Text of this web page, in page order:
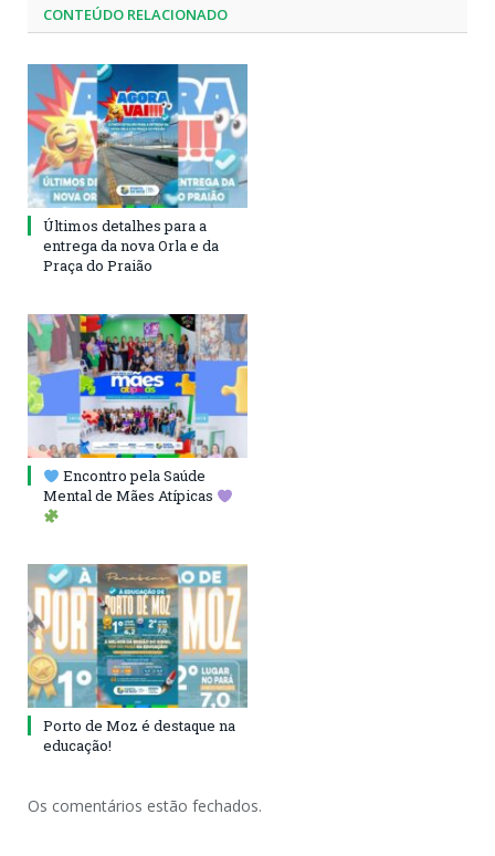
CONTEÚDO RELACIONADO
Últimos detalhes para a
entrega da nova Orla e da
Praça do Praião
Encontro pela Saúde
Mental de Mães Atípicas
Porto de Moz é destaque na
educação!
Os comentários estão fechados.